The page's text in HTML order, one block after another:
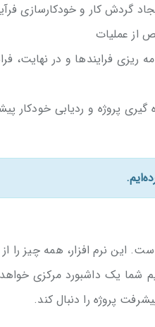
گردش کار و خودکارسازی
از عملیات
ریزی فرایندها و در
پروژه و ردیابی خودکار
این نرم افزار، همه چیز را از
شما یک داشبورد مرکزی
پروژه را دنبال کند.